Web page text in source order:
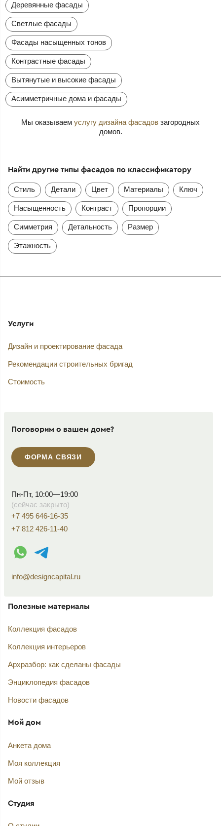
Деревянные фасады
Светлые фасады
Фасады насыщенных тонов
Контрастные фасады
Вытянутые и высокие фасады
Асимметричные дома и фасады
Мы оказываем услугу дизайна фасадов загородных
домов.
Найти другие типы фасадов по классификатору
Стиль Детали Цвет Материалы Ключ
Насыщенность Контраст Пропорции
Симметрия Детальность Размер
Этажность
Услуги
Дизайн и проектирование фасада
Рекомендации строительных бригад
Стоимость
Поговорим о вашем доме?
ФОРМА СВЯЗИ
Пн-Пт, 10:00—19:00
(сейчас закрыто)
+7 495 646-16-35
+7 812 426-11-40
WhatsApp контакт
Telegram контакт
info@designcapital.ru
Полезные материалы
Коллекция фасадов
Коллекция интерьеров
Архразбор: как сделаны фасады
Энциклопедия фасадов
Новости фасадов
Мой дом
Анкета дома
Моя коллекция
Мой отзыв
Студия